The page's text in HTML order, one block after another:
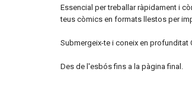
Essencial per treballar ràpidament i
teus còmics en formats llestos per
Submergeix-te i coneix en profunditat
Des de l'esbós fins a la pàgina final.